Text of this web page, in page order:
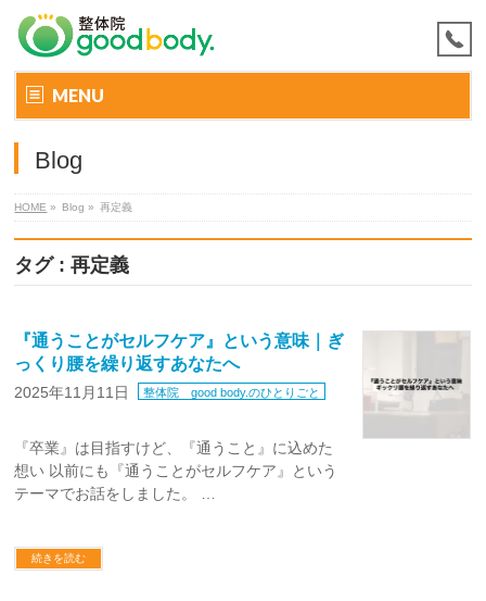
MENU
Blog
HOME » Blog » 再定義
タグ : 再定義
『通うことがセルフケア』という意味｜ぎ
っくり腰を繰り返すあなたへ
2025年11月11日 整体院 good body.のひとりごと
『卒業』は目指すけど、『通うこと』に込めた
想い 以前にも『通うことがセルフケア』という
テーマでお話をしました。 …
続きを読む